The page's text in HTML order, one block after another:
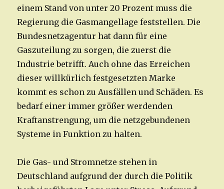
einem Stand von unter 20 Prozent muss die
Regierung die Gasmangellage feststellen. Die
Bundesnetzagentur hat dann für eine
Gaszuteilung zu sorgen, die zuerst die
Industrie betrifft. Auch ohne das Erreichen
dieser willkürlich festgesetzten Marke
kommt es schon zu Ausfällen und Schäden. Es
bedarf einer immer größer werdenden
Kraftanstrengung, um die netzgebundenen
Systeme in Funktion zu halten.
Die Gas- und Stromnetze stehen in
Deutschland aufgrund der durch die Politik